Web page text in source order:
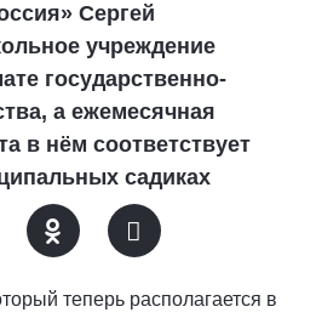
Сергей
учреждение
государственно-
а ежемесячная
в нём соответствует
садиках
теперь располагается в